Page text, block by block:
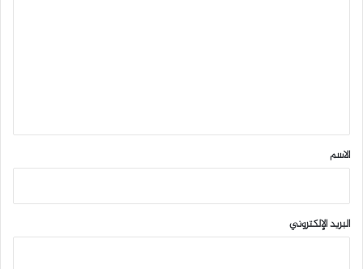
*
الاسم
البريد الإلكتروني